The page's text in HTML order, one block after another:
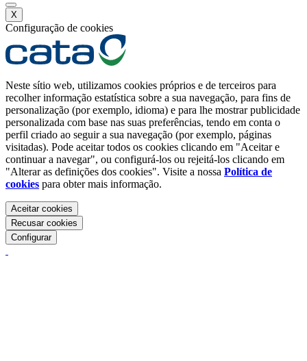
X
Configuração de cookies
Neste sítio web, utilizamos cookies próprios e de terceiros para
recolher informação estatística sobre a sua navegação, para fins de
personalização (por exemplo, idioma) e para lhe mostrar publicidade
personalizada com base nas suas preferências, tendo em conta o
perfil criado ao seguir a sua navegação (por exemplo, páginas
visitadas). Pode aceitar todos os cookies clicando em "Aceitar e
continuar a navegar", ou configurá-los ou rejeitá-los clicando em
"Alterar as definições dos cookies". Visite a nossa Política de
cookies para obter mais informação.
Aceitar cookies
Recusar cookies
Configurar